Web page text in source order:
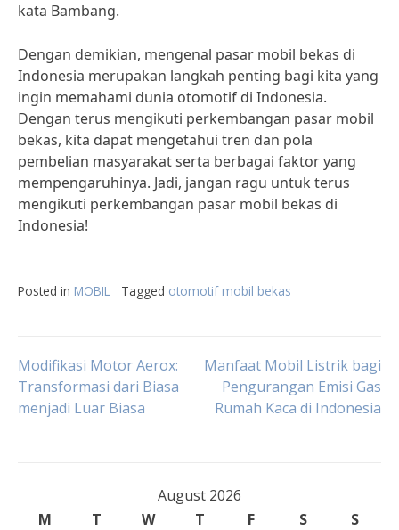
kata Bambang.
Dengan demikian, mengenal pasar mobil bekas di
Indonesia merupakan langkah penting bagi kita yang
ingin memahami dunia otomotif di Indonesia.
Dengan terus mengikuti perkembangan pasar mobil
bekas, kita dapat mengetahui tren dan pola
pembelian masyarakat serta berbagai faktor yang
mempengaruhinya. Jadi, jangan ragu untuk terus
mengikuti perkembangan pasar mobil bekas di
Indonesia!
Posted in MOBIL Tagged otomotif mobil bekas
Post
navigation
Modifikasi Motor Aerox:
Transformasi dari Biasa
menjadi Luar Biasa
Manfaat Mobil Listrik bagi
Pengurangan Emisi Gas
Rumah Kaca di Indonesia
August 2026
M
T W T F S
S